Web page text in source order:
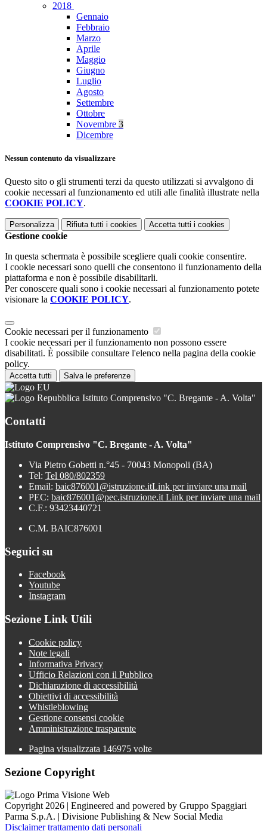
2018
Gennaio
Febbraio
Marzo
Aprile
Maggio
Giugno
Luglio
Agosto
Settembre
Ottobre
Novembre 3
Dicembre
Nessun contenuto da visualizzare
Questo sito o gli strumenti terzi da questo utilizzati si avvalgono di
cookie necessari al funzionamento ed utili alle finalità illustrate nella
COOKIE POLICY.
Personalizza Rifiuta tutti i cookies Accetta tutti i cookies
Gestione cookie
In questa schermata è possibile scegliere quali cookie consentire.
I cookie necessari sono quelli che consentono il funzionamento della
piattaforma e non è possibile disabilitarli.
Per conoscere quali sono i cookie necessari al funzionamento potete
visionare la COOKIE POLICY.
Cookie necessari per il funzionamento
I cookie necessari per il funzionamento non possono essere
disabilitati. È possibile consultare l'elenco nella pagina della cookie
policy.
Accetta tutti Salva le preferenze
Istituto Comprensivo "C. Bregante - A. Volta"
Contatti
Istituto Comprensivo "C. Bregante - A. Volta"
Via Pietro Gobetti n.°45 - 70043 Monopoli (BA)
Tel: Tel 080/802359
Email: baic876001@istruzione.itLink per inviare una mail
PEC: baic876001@pec.istruzione.it Link per inviare una mail
C.F.: 93423440721
C.M. BAIC876001
Seguici su
Facebook
Youtube
Instagram
Sezione Link Utili
Cookie policy
Note legali
Informativa Privacy
Ufficio Relazioni con il Pubblico
Dichiarazione di accessibilità
Obiettivi di accessibilità
Whistleblowing
Gestione consensi cookie
Amministrazione trasparente
Pagina visualizzata 146975 volte
Sezione Copyright
Copyright 2026 | Engineered and powered by Gruppo Spaggiari
Parma S.p.A. | Divisione Publishing & New Social Media
Disclaimer trattamento dati personali